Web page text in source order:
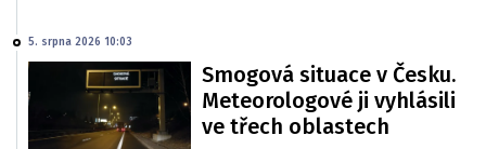
5. srpna 2026 10:03
Smogová situace v Česku.
Meteorologové ji vyhlásili
ve třech oblastech